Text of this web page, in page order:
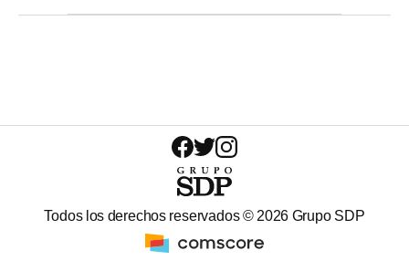
Todos los derechos reservados © 2026 Grupo SDP